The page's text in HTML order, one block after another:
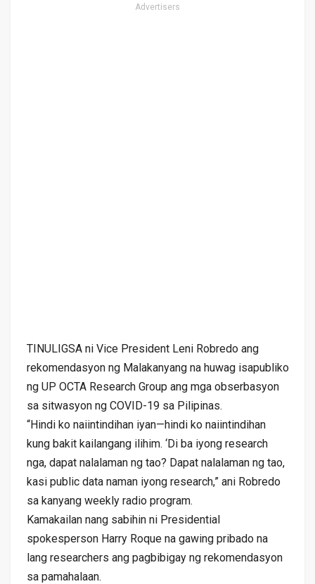
Advertisers
TINULIGSA ni Vice President Leni Robredo ang
rekomendasyon ng Malakanyang na huwag isapubliko
ng UP OCTA Research Group ang mga obserbasyon
sa sitwasyon ng COVID-19 sa Pilipinas.
“Hindi ko naiintindihan iyan—hindi ko naiintindihan
kung bakit kailangang ilihim. ‘Di ba iyong research
nga, dapat nalalaman ng tao? Dapat nalalaman ng tao,
kasi public data naman iyong research,” ani Robredo
sa kanyang weekly radio program.
Kamakailan nang sabihin ni Presidential
spokesperson Harry Roque na gawing pribado na
lang researchers ang pagbibigay ng rekomendasyon
sa pamahalaan.